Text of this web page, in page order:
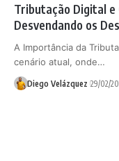
Tributação Digital
Desvendando os
A Importância da
cenário atual, onde…
Diego Velázquez 29/02/